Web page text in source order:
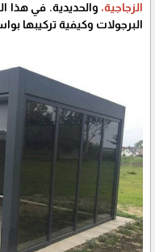
الزجاجية، والحديدية. في
البرجولات وكيفية تركيبها